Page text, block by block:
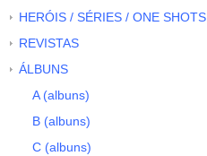
HERÓIS / SÉRIES / ONE SHOTS
REVISTAS
ÁLBUNS
A (albuns)
B (albuns)
C (albuns)